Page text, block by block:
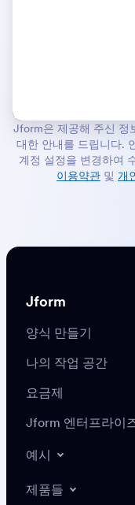
Jform은 제공해 주신 정
대한 안내를 드립니다.
계정 설정을 변경하여
이용약관 및 개
Jform
양식 만들기
나의 작업 공간
요금제
Jform 엔터프라이
예시
제품들